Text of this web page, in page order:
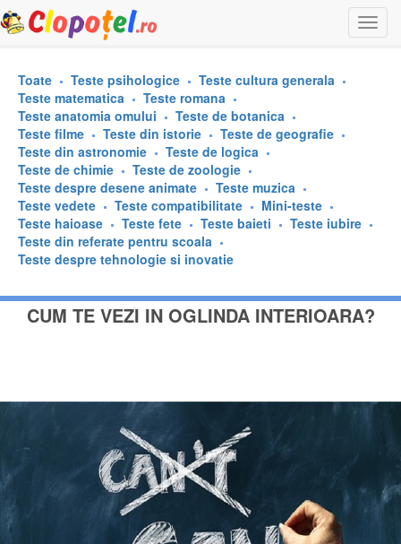
Toate Teste psihologice
Teste cultura generala
Teste matematica
Teste romana
Teste anatomia omului
Teste de botanica
Teste filme
Teste din istorie
Teste de geografie
Teste din astronomie
Teste de logica
Teste de chimie
Teste de zoologie
Teste despre desene animate
Teste muzica
Teste vedete
Teste compatibilitate
Mini-teste
Teste haioase
Teste fete Teste baieti
Teste iubire
Teste din referate pentru scoala
Teste despre tehnologie si inovatie
CUM TE VEZI IN OGLINDA INTERIOARA?